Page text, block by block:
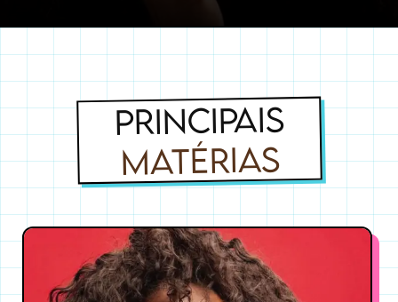
PRINCIPAIS
MATÉRIAS